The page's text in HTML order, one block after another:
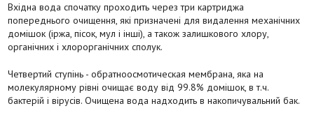
Вхідна вода спочатку проходить через три картриджа
попереднього очищення, які призначені для видалення механічних
домішок (іржа, пісок, мул і інші), а також залишкового хлору,
органічних і хлорорганічних сполук.
Четвертий ступінь - обратноосмотическая мембрана, яка на
молекулярному рівні очищає воду від 99.8% домішок, в т.ч.
бактерій і вірусів. Очищена вода надходить в накопичувальний бак.